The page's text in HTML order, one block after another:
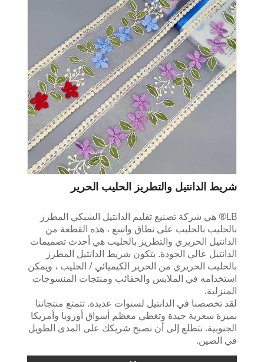
شريط الدانتيل والتطريز الحليب الحرير
LB® هي شركة تصنيع تقليم الدانتيل الشبكي المطرز
بالحليب بالحليب على نطاق واسع ، هذه القطعة من
الدانتيل الحريري والتطريز بالحليب هي أحدث تصميمات
الدانتيل عالي الجودة. يتكون شريط الدانتيل المطرز
بالحليب الحريري من الحرير الكيميائي / الحليب ، ويمكن
استخدامه في الملابس والحقائب ومنتجات المنسوجات
المنزلية.
لقد تخصصنا في الدانتيل لسنوات عديدة. تتمتع منتجاتنا
بميزة سعرية جيدة وتغطي معظم أسواق أوروبا وأمريكا
الجنوبية. نتطلع إلى أن نصبح شريكك على المدى الطويل
في الصين.